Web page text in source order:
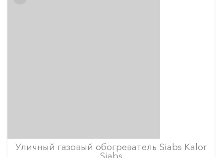
Уличный газовый обогреватель Siabs Kalor